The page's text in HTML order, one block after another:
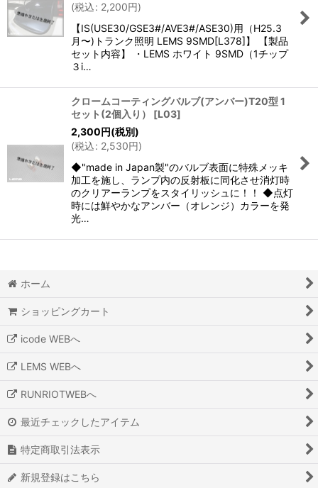
(税込: 2,200円)
【IS(USE30/GSE3#/AVE3#/ASE30)用（H25.3
月〜)トランク照明 LEMS 9SMD[L378]】 【製品
セット内容】 ・LEMS ホワイト 9SMD（1チップ
３i…
クロームコーティングバルブ(アンバー)T20型 1
セット(2個入り）
[L03]
2,300円(税別)
(税込: 2,530円)
◆"made in Japan製"のバルブ表面に特殊メッキ
加工を施し、ランプ内の反射板に同化させ消灯時
のクリアーランプをスタイリッシュに！！ ◆点灯
時には鮮やかなアンバー（オレンジ）カラーを発
光…
ホーム
ショッピングカート
icode WEBへ
LEMS WEBへ
RUNRIOTWEBへ
最近チェックしたアイテム
特定商取引法表示
新規登録はこちら